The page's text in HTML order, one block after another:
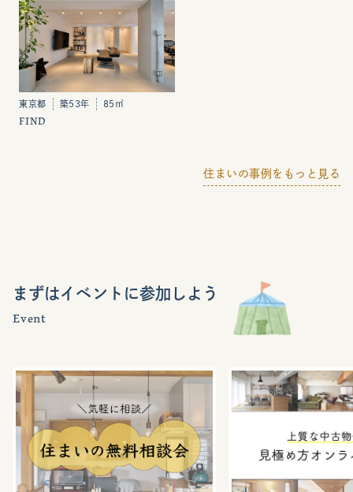
東京都 築53年 85㎡
FIND
住まいの事例をもっと見る
まずはイベントに参加しよう
Event